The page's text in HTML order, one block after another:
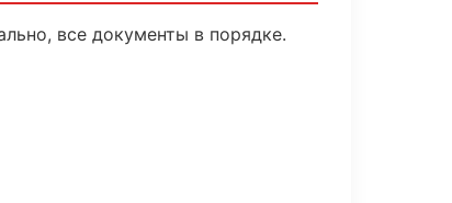
все документы в порядке.